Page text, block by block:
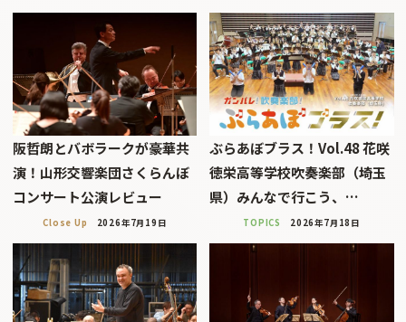
阪哲朗とバボラークが豪華共
演！山形交響楽団さくらんぼ
コンサート公演レビュー
Close Up 2026年7月19日
ぶらあぼブラス！Vol.48 花咲
徳栄高等学校吹奏楽部（埼玉
県）みんなで行こう、…
TOPICS 2026年7月18日